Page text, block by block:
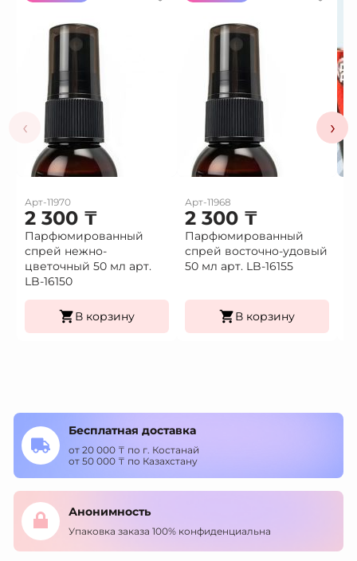
‹
Арт-11970
2 300 ₸
Парфюмированный
спрей нежно-
цветочный 50 мл арт.
LB-16150
В корзину
Арт-11968
2 300 ₸
Парфюмированный
спрей восточно-удовый
50 мл арт. LB-16155
В корзину
›
Бесплатная доставка
от 20 000 ₸ по г. Костанай
от 50 000 ₸ по Казахстану
Анонимность
Упаковка заказа 100% конфиденциальна